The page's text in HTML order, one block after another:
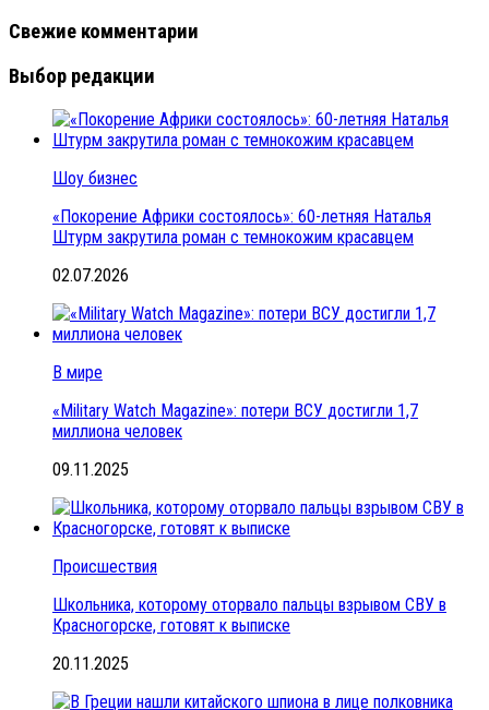
Свежие комментарии
Выбор редакции
Шоу бизнес
«Покорение Африки состоялось»: 60-летняя Наталья
Штурм закрутила роман с темнокожим красавцем
02.07.2026
В мире
«Military Watch Magazine»: потери ВСУ достигли 1,7
миллиона человек
09.11.2025
Происшествия
Школьника, которому оторвало пальцы взрывом СВУ в
Красногорске, готовят к выписке
20.11.2025